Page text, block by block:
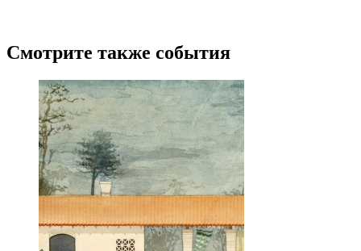
Смотрите также события